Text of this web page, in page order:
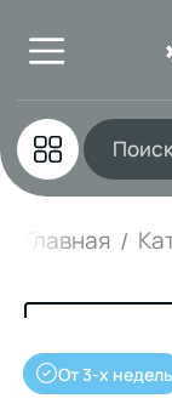
Главная
От 3-х недель